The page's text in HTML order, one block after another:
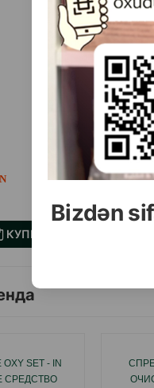
Bizdən
КУПИТЬ
SET - IN
СРЕДСТВО